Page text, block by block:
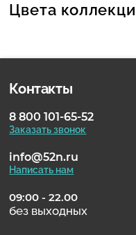
Цвета
Контакты
8 800 101-65-52
Заказать звонок
info@52n.ru
Написать нам
09:00 - 22.00
без выходных